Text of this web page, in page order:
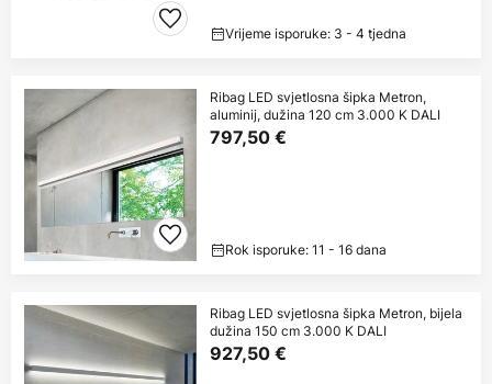
Vrijeme isporuke: 3 - 4 tjedna
Ribag LED svjetlosna šipka Metron,
aluminij, dužina 120 cm 3.000 K DALI
797,50 €
Rok isporuke: 11 - 16 dana
Ribag LED svjetlosna šipka Metron, bijela
dužina 150 cm 3.000 K DALI
927,50 €